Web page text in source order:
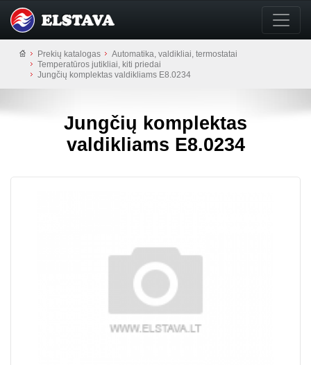
Prekių katalogas
Automatika, valdikliai, termostatai
Temperatūros jutikliai, kiti priedai
Jungčių komplektas valdikliams E8.0234
Jungčių komplektas
valdikliams E8.0234